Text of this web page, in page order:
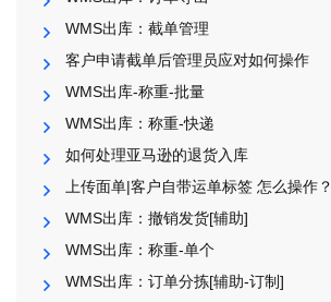
WMS出库：截单管理
客户申请截单后管理员应对如何操作
WMS出库-称重-批量
WMS出库：称重-快递
如何处理亚马逊的退货入库
上传面单|客户自带运单标签 怎么操作？
WMS出库：撤销发货[辅助]
WMS出库：称重-单个
WMS出库：订单分拣[辅助-订制]